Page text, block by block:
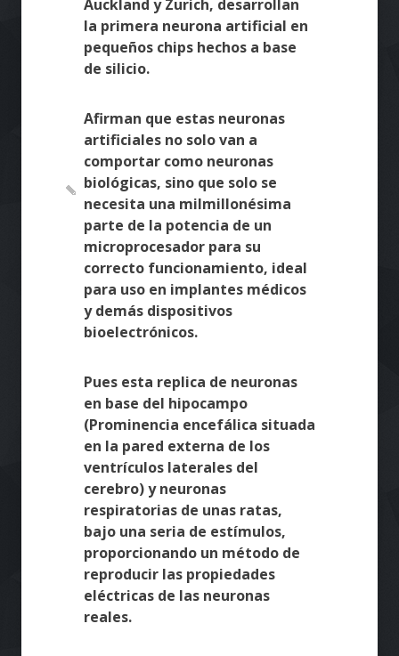
Auckland y Zurich, desarrollan
la primera neurona artificial en
pequeños chips hechos a base
de silicio.
Afirman que estas neuronas
artificiales no solo van a
comportar como neuronas
biológicas, sino que solo se
necesita una milmillonésima
parte de la potencia de un
microprocesador para su
correcto funcionamiento, ideal
para uso en implantes médicos
y demás dispositivos
bioelectrónicos.
Pues esta replica de neuronas
en base del hipocampo
(Prominencia encefálica situada
en la pared externa de los
ventrículos laterales del
cerebro) y neuronas
respiratorias de unas ratas,
bajo una seria de estímulos,
proporcionando un método de
reproducir las propiedades
eléctricas de las neuronas
reales.